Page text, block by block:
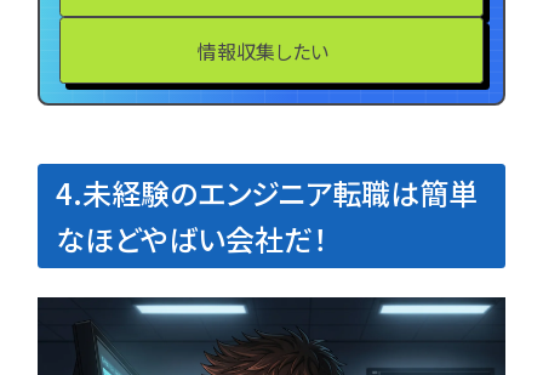
情報収集したい
4.未経験のエンジニア転職は簡単
なほどやばい会社だ！